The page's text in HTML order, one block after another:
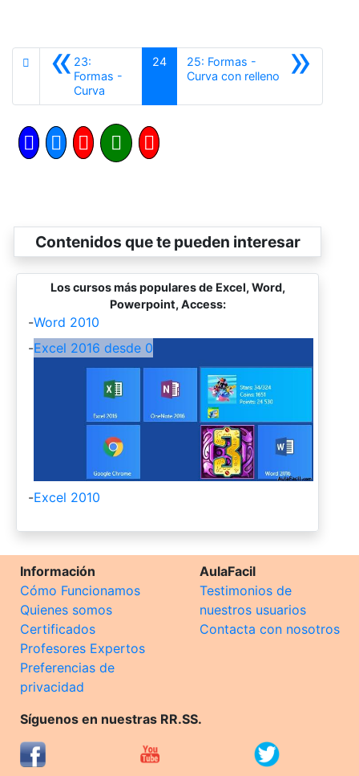
«23:
Formas -
Curva
24 »
25: Formas -
Curva con relleno Siguiente
Contenidos que te pueden interesar
Los cursos más populares de Excel, Word,
Powerpoint, Access:
-Word 2010
-Excel 2016 desde 0
-Excel 2010
Información
Cómo Funcionamos
Quienes somos
Certificados
Profesores Expertos
Preferencias de
privacidad
AulaFacil
Testimonios de
nuestros usuarios
Contacta con nosotros
Síguenos en nuestras RR.SS.